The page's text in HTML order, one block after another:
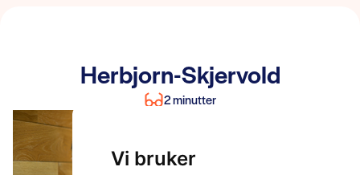
Vi bruker
Herbjorn-Skjervold
2 minutter